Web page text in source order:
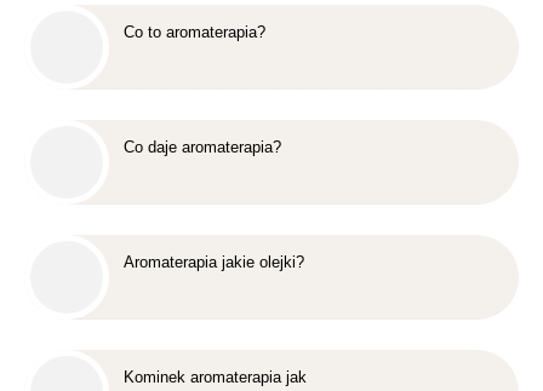
Co to aromaterapia?
Co daje aromaterapia?
Aromaterapia jakie olejki?
Kominek aromaterapia jak